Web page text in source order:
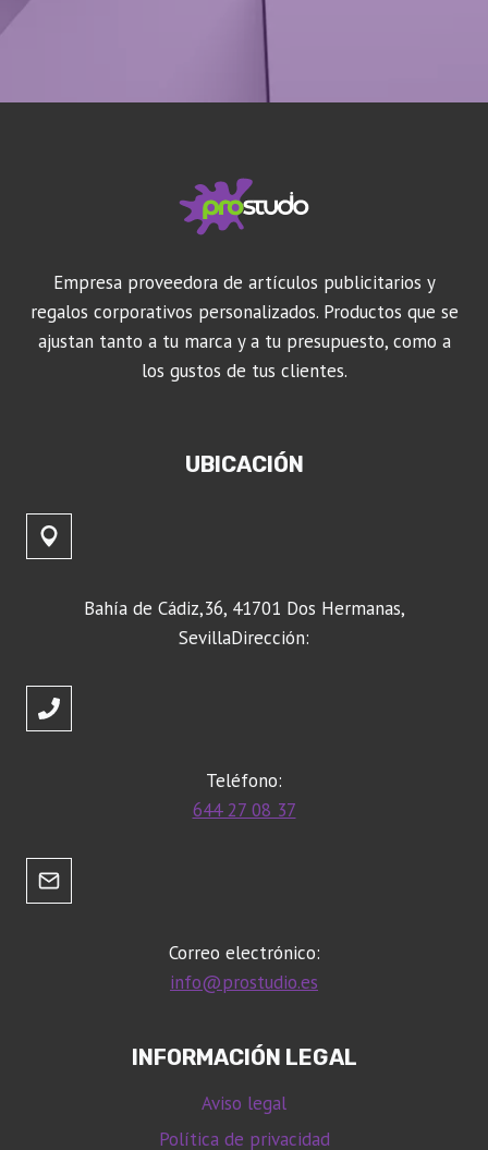
Empresa proveedora de artículos publicitarios y
regalos corporativos personalizados. Productos que se
ajustan tanto a tu marca y a tu presupuesto, como a
los gustos de tus clientes.
UBICACIÓN
Bahía de Cádiz,36, 41701 Dos Hermanas,
SevillaDirección:
Teléfono:
644 27 08 37
Correo electrónico:
info@prostudio.es
INFORMACIÓN LEGAL
Aviso legal
Política de privacidad